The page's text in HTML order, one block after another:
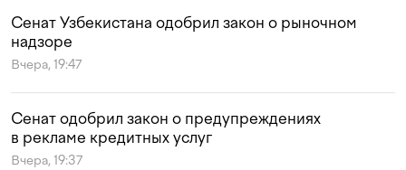
Сенат Узбекистана одобрил закон о рыночном
надзоре
Вчера, 19:47
Сенат одобрил закон о предупреждениях
в рекламе кредитных услуг
Вчера, 19:37